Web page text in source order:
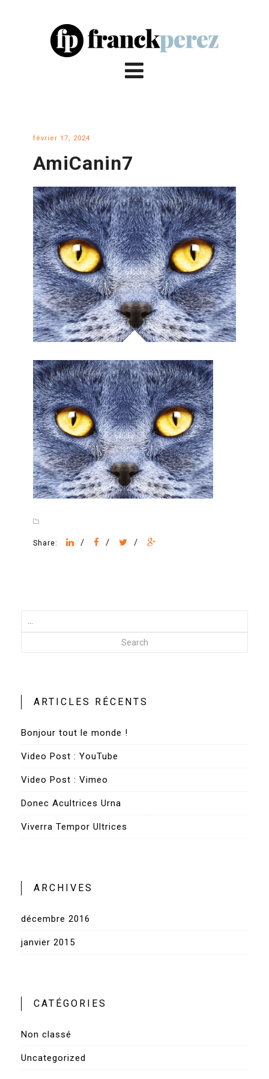
février 17, 2024
AmiCanin7
Share: / / /
Search
ARTICLES RÉCENTS
Bonjour tout le monde !
Video Post : YouTube
Video Post : Vimeo
Donec Acultrices Urna
Viverra Tempor Ultrices
ARCHIVES
décembre 2016
janvier 2015
CATÉGORIES
Non classé
Uncategorized